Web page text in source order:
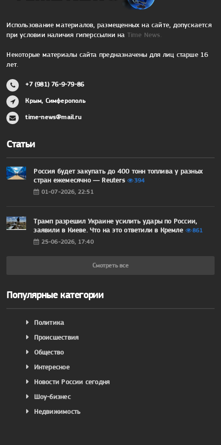
Использование материалов, размещенных на сайте, допускается
при условии наличия гиперссылки на Time News.
Некоторые материалы сайта предназначены для лиц старше 16
лет.
+7 (981) 76-9-79-86
Крым, Симферополь
time-news@mail.ru
Статьи
Россия будет закупать до 400 тонн топлива у разных
стран ежемесячно — Reuters
394
01-07-2026, 22:51
Трамп разрешил Украине усилить удары по России,
заявили в Киеве. Что на это ответили в Кремле
861
25-06-2026, 17:40
Смотреть все
Популярные категории
Политика
Происшествия
Общество
Интересное
Новости России сегодня
Шоу-бизнес
Недвижимость